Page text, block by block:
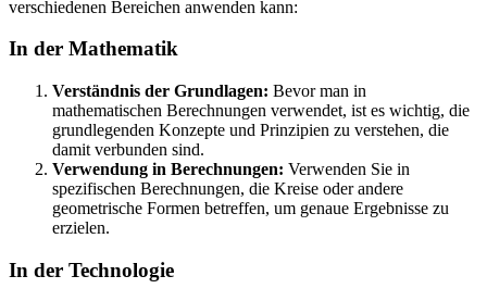
verschiedenen Bereichen anwenden kann:
In der Mathematik
Verständnis der Grundlagen: Bevor man in
mathematischen Berechnungen verwendet, ist es wichtig, die
grundlegenden Konzepte und Prinzipien zu verstehen, die
damit verbunden sind.
Verwendung in Berechnungen: Verwenden Sie in
spezifischen Berechnungen, die Kreise oder andere
geometrische Formen betreffen, um genaue Ergebnisse zu
erzielen.
In der Technologie